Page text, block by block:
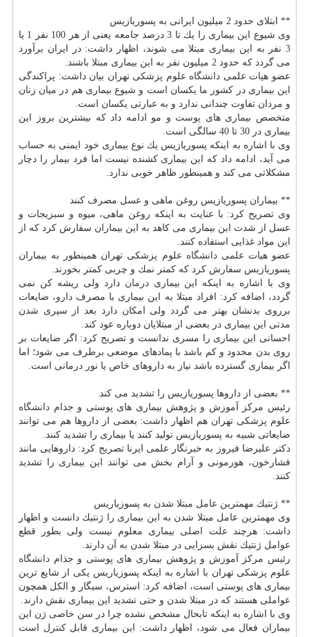
** ابتلای حدود 2 میلیون ایرانی به پسوریازیس
وی شیوع این بیماری را یك تا 3 درصد جامعه یعنی از هر 100 نفر 1 یا
3 نفر به این بیماری مبتلا می شوند، اظهار داشت: در ایران برآورد
می گردد كه حدود 2 میلیون نفر به این بیماری مبتلا باشند.
عضو هیات علمی دانشگاه علوم پزشكی تهران بیان داشت: پراكندگی
این بیماری در كشور ما یكسان است و شیوع بیماری هم در میان زنان
و مردان تفاوت چندانی ندارد و به عبارتی یكسان است.
متخصص بیماری های پوست و مو ادامه داد كه بیشترین بروز این
بیماری در 30 تا 40 سالگی است.
وی با اشاره به اینكه پسوریازیس یك نوع بیماری خود ایمنی به حساب
می آید، ادامه داد كه این بیماری كشنده نیست اما فرد بیمار را دچار
مشكلاتی می كند و همینطور ظاهر خوبی ندارد.
** بیماران پسوریازیس روغن ماهی و عسل مصرف كنند
وی تصریح كرد: با عنایت به اینكه روغن ماهی، میوه و سبزیجات و
عسل از شدت این بیماری می كاهد به این بیماران سفارش كرد كه از
این مواد غذایی استفاده كنند.
عضو هیات علمیدانشگاه علوم پزشكی تهران همینطور به بیماران
پسوریازیس سفارش كرد كه كمتر نمك و چربی كمتر بخورند.
وی با اشاره به اینكه این بیماریدرمان دارد ولی ریشه كن نمی
گردد، اضافه كرد: افراد مبتلا به این بیماری با مصرف دارو، ضایعات
برروی بدنشان بهتر می گردد ولی امكان دارد بعد از سپری شدن
مدتی این بیماری در بعضی از مبتلایان دوباره عود كند.
احسانی این بیماری را مسری ندانست و تصریح كرد: اگر ضایعات بر
روی بدن محدود و كم باشد با پمادهای موضعی برطرف می شود؛ اما
اگر بیماری گسترده باشد نیاز به داروهای خاص یا نور درمانی است.
** بعضی از داروها پسوریازیس را تشدید می كند
رئیس مركز آموزش و پژوهش بیماری های پوستی و جذام دانشگاه
علوم پزشكی تهران هم اظهار داشت: بعضی از داروها هم می توانند
ضایعاتی شبیه به پسوریازیس تولید كنند یا بیماری را تشدید كنند.
دكتر علیرضا فیروز به خبرنگار علمی ایرنا تصریح كرد: داروهایی مانند
فشارخون، هورمونی و آرام بخش می توانند این بیماری را تشدید
كنند.
** ژنتیك مهمترین عامل مبتلا شدن به پسوزیاریس
وی مهمترین عامل مبتلا شدن به این بیماری را ژنتیك دانست و اظهار
داشت: هرچند علت اصلی بیماری معلوم نیست ولی بطور قطع
عوامل ژنتیك نقش بسزایی در مبتلا شدن به آن دارند.
رئیس مركز آموزش و پژوهش بیماری های پوستی و جذام دانشگاه
علوم پزشكی تهران با اشاره به اینكه پسوزیاریس یكی از شایع ترین
بیماری های پوستی است، اضافه كرد: استرس، سیگار و الكل همچون
عواملی هستند كه در مبتلا شدن و حتی تشدید این بیماری نقش دارند.
وی با اشاره به اینكه تابحال مشخص نشده چرا در سن خاصی ژن این
بیماران فعال می شود، اظهار داشت: این بیماری قابلكنترل است